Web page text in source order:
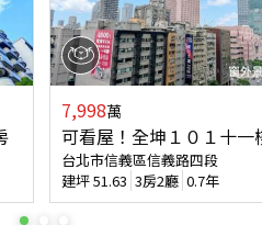
7,998萬
可看屋！全坤１０１十一
台北市信義區信義路四段
建坪51.63 3房2廳 0.7年